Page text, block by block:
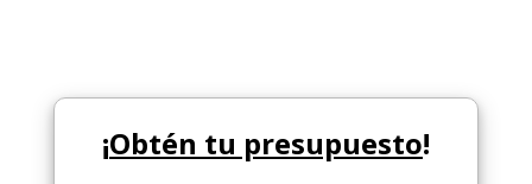
¡Obtén tu presupuesto!